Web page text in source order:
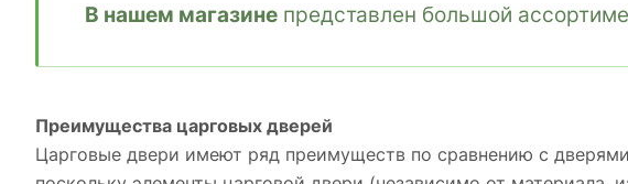
В нашем магазине представлен большой
Преимущества царговых дверей
Царговые двери имеют ряд преимуществ по сравнению с